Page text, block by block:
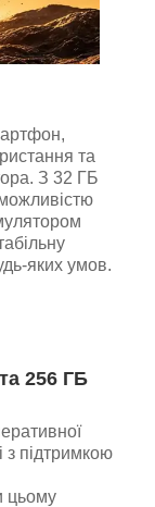
та
З 32 ГБ
яких умов.
256 ГБ
з підтримкою
цьому